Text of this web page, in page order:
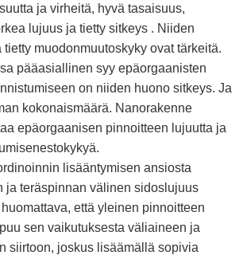
ja virheitä, hyvä tasaisuus,
lujuus ja tietty sitkeys . Niiden
muodonmuutoskyky ovat tärkeitä.
pääasiallinen syy epäorgaanisten
on niiden huono sitkeys. Ja
kokonaismäärä. Nanorakenne
epäorgaanisen pinnoitteen lujuutta ja
lisääntymisen ansiosta
ja teräspinnan välinen sidoslujuus
että yleinen pinnoitteen
sen vaikutuksesta väliaineen ja
siirtoon, joskus lisäämällä sopivia